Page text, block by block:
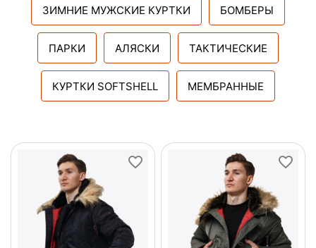
ЗИМНИЕ МУЖСКИЕ КУРТКИ БОМБЕРЫ
ПАРКИ АЛЯСКИ ТАКТИЧЕСКИЕ
КУРТКИ SOFTSHELL МЕМБРАННЫЕ